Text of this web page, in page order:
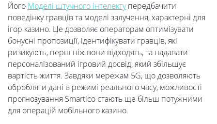
Його Моделі штучного інтелектупередбачити
поведінку гравців та моделі залучення, характерні для
ігор казино. Це дозволяє операторам оптимізувати
бонусні пропозиції, ідентифікувати гравців, які
ризикують, перш ніж вони відходять, та надавати
персоналізований ігровий досвід, який збільшує
вартість життя. Завдяки мережам 5G, що дозволяють
обробляти дані в режимі реального часу, можливості
прогнозування Smartico стають ще більш потужними
для операцій мобільного казино.